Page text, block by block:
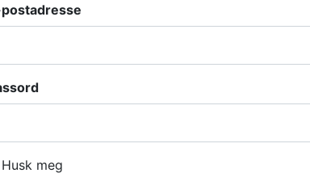
Husk meg